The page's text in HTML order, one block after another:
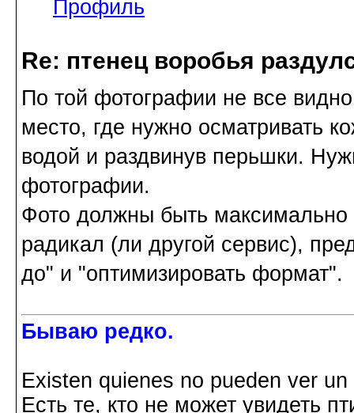
Профиль
Re: птенец воробья
По той фотографии не все
место, где нужно осматривать
водой и раздвинув перьшки.
фотографии.
Фото должны быть
радикал (ли другой сервис),
до" и "оптимизировать формат".
Бываю редко.
Existen quienes no pueden ver
Есть те, кто не может увидеть